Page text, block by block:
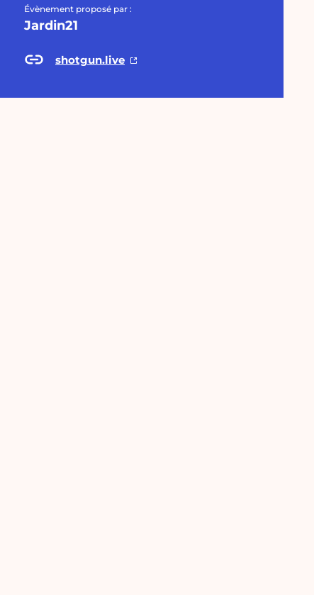
Évènement proposé par :
Jardin21
shotgun.live